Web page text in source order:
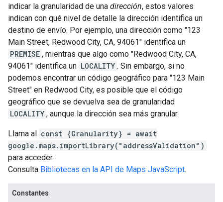
indicar la granularidad de una dirección, estos valores
indican con qué nivel de detalle la dirección identifica un
destino de envío. Por ejemplo, una dirección como "123
Main Street, Redwood City, CA, 94061" identifica un
PREMISE , mientras que algo como "Redwood City, CA,
94061" identifica un LOCALITY . Sin embargo, si no
podemos encontrar un código geográfico para "123 Main
Street" en Redwood City, es posible que el código
geográfico que se devuelva sea de granularidad
LOCALITY , aunque la dirección sea más granular.
Llama al const {Granularity} = await
google.maps.importLibrary("addressValidation")
para acceder.
Consulta Bibliotecas en la API de Maps JavaScript.
Constantes